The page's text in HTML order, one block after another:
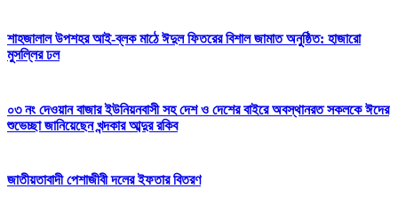
শাহজালাল উপশহর আই-ব্লক মাঠে ঈদুল ফিতরের বিশাল জামাত অনুষ্ঠিত: হাজারো
মুসল্লির ঢল
০৩ নং দেওয়ান বাজার ইউনিয়নবাসী সহ দেশ ও দেশের বাইরে অবস্থানরত সকলকে ঈদের
শুভেচ্ছা জানিয়েছেন খন্দকার আব্দুর রকিব
জাতীয়তাবাদী পেশাজীবী দলের ইফতার বিতরণ